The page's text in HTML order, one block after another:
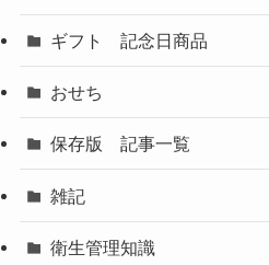
ギフト 記念日商品
おせち
保存版 記事一覧
雑記
衛生管理知識